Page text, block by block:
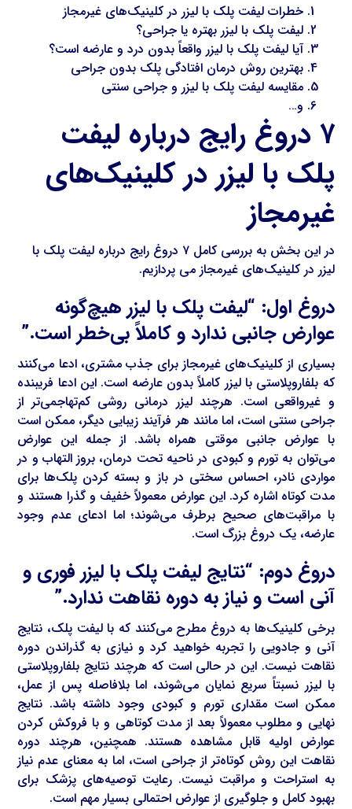
خطرات لیفت پلک با لیزر در کلینیک‌های غیرمجاز
لیفت پلک با لیزر بهتره یا جراحی؟
آیا لیفت پلک با لیزر واقعاً بدون درد و عارضه است؟
بهترین روش درمان افتادگی پلک بدون جراحی
مقایسه لیفت پلک با لیزر و جراحی سنتی
و…
۷ دروغ رایج درباره لیفت
پلک با لیزر در کلینیک‌های
غیرمجاز
در این بخش به بررسی کامل ۷ دروغ رایج درباره لیفت پلک با
لیزر در کلینیک‌های غیرمجاز می پردازیم.
دروغ اول: “لیفت پلک با لیزر هیچ‌گونه
عوارض جانبی ندارد و کاملاً بی‌خطر است.”
بسیاری از کلینیک‌های غیرمجاز برای جذب مشتری، ادعا می‌کنند
که بلفاروپلاستی با لیزر کاملاً بدون عارضه است. این ادعا فریبنده
و غیرواقعی است. هرچند لیزر درمانی روشی کم‌تهاجمی‌تر از
جراحی سنتی است، اما مانند هر فرآیند زیبایی دیگر، ممکن است
با عوارض جانبی موقتی همراه باشد. از جمله این عوارض
می‌توان به تورم و کبودی در ناحیه تحت درمان، بروز التهاب و در
مواردی نادر، احساس سختی در باز و بسته کردن پلک‌ها برای
مدت کوتاه اشاره کرد. این عوارض معمولاً خفیف و گذرا هستند و
با مراقبت‌های صحیح برطرف می‌شوند؛ اما ادعای عدم وجود
عارضه، یک دروغ بزرگ است.
دروغ دوم: “نتایج لیفت پلک با لیزر فوری و
آنی است و نیاز به دوره نقاهت ندارد.”
برخی کلینیک‌ها به دروغ مطرح می‌کنند که با لیفت پلک، نتایج
آنی و جادویی را تجربه خواهید کرد و نیازی به گذراندن دوره
نقاهت نیست. این در حالی است که هرچند نتایج بلفاروپلاستی
با لیزر نسبتاً سریع نمایان می‌شوند، اما بلافاصله پس از عمل،
ممکن است مقداری تورم و کبودی وجود داشته باشد. نتایج
نهایی و مطلوب معمولاً بعد از مدت کوتاهی و با فروکش کردن
عوارض اولیه قابل مشاهده هستند. همچنین، هرچند دوره
نقاهت این روش کوتاه‌تر از جراحی است، اما به معنای عدم نیاز
به استراحت و مراقبت نیست. رعایت توصیه‌های پزشک برای
بهبود کامل و جلوگیری از عوارض احتمالی بسیار مهم است.